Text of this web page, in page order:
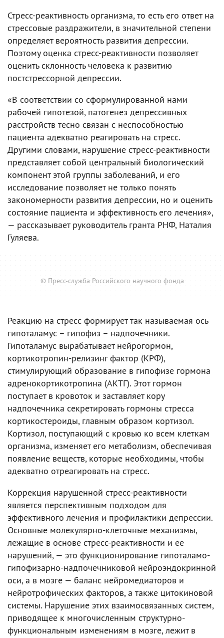
Стресс-реактивность организма, то есть его ответ на
стрессовые раздражители, в значительной степени
определяет вероятность развития депрессии.
Поэтому оценка стресс-реактивности позволяет
оценить склонность человека к развитию
постстрессорной депрессии.
«В соответствии со сформулированной нами
рабочей гипотезой, патогенез депрессивных
расстройств тесно связан с неспособностью
пациента адекватно реагировать на стресс.
Другими словами, нарушение стресс-реактивности
представляет собой центральный биологический
компонент этой группы заболеваний, и его
исследование позволяет не только понять
закономерности развития депрессии, но и оценить
состояние пациента и эффективность его лечения»,
— рассказывает руководитель гранта РНФ, Наталия
Гуляева.
© Пресс-служба Российского научного фонда
Реакцию на стресс формирует так называемая ось
гипоталамус – гипофиз – надпочечники.
Гипоталамус вырабатывает нейрогормон,
кортикотропин-релизинг фактор (КРФ),
стимулирующий образование в гипофизе гормона
адренокортикотропина (АКТГ). Этот гормон
поступает в кровоток и заставляет кору
надпочечника секретировать гормоны стресса
кортикостероиды, главным образом кортизол.
Кортизол, поступающий с кровью ко всем клеткам
организма, изменяет его метаболизм, обеспечивая
появление веществ, которые необходимы, чтобы
адекватно отреагировать на стресс.
Коррекция нарушенной стресс-реактивности
является перспективным подходом для
эффективного лечения и профилактики депрессии.
Основные молекулярно-клеточные механизмы,
лежащие в основе стресс-реактивности и ее
нарушений, — это функционирование гипоталамо-
гипофизарно-надпочечниковой нейроэндокринной
оси, а в мозге — баланс нейромедиаторов и
нейротрофических факторов, а также цитокиновой
системы. Нарушение этих взаимосвязанных систем,
приводящее к многочисленным структурно-
функциональным изменениям в мозге, лежит в